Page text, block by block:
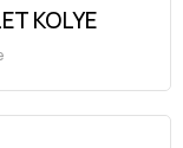
KOLYE